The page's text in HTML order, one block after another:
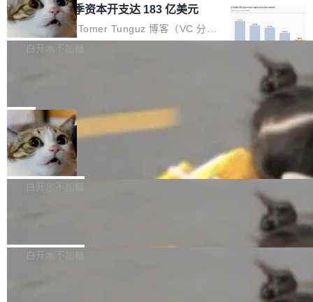
库继续执行。存储库是持久化的唯一真相...
样的次旗舰。 Galaxy Z Fold8 Ultra / Z Fold8 /
Z Flip8三款折叠屏新机均在7月22日发布，且全
部搭载骁龙8 Elite Gen5 for Galaxy，它们本该
ltaDB 的核心思路直接写在 landing page 最显
眼的位置：「Software is made between com
mits」——软件是在 commit 之间写出来的。git
是把这段空隙补上。 回退到任何一次编辑：Delt
aDB 捕获 commit 之间的每一次操作，...
SpaceXAI 单季资本开支达 183 亿美元
根据风险投资人Tomer Tunguz 博客（VC 分
析）披露的最新分析与第二季度业绩报告，Spac
微软同期总资本开支的四成。 与亚马逊、Alpha
bet、微软以及 Meta 等传统科技巨头相比，Spa
ceXAI的资金消耗速度尤为引人瞩目。然而，支
撑庞大支出的资金来源却呈现出截然不同的面
貌。数据显示，微软和 Meta 主要依托充沛的经
白开水不加糖
一个在终端里运行的编程 agent；Muse Spark
1.2，驱动这个 agent 的新模型。一句话概括：
你可以用 curl -fsSL https://dev.meta.ai/install.
sh | bash 安装一个能在大项目里自动规划、写
代码、验证结果的 AI 终端工具。 据介绍，Muse
个主 agent 循环，外加一组后台 agent。这些后
局
美团开源 LoHoSearch，用知识图谱校
准 AI 能力认知
机器出题的前提，是让机器拥有全局视野。整个
构建流程可以分为四个环节：建图 → 控制难度
白开水不加糖
库，并将作为transport接入Mooncake TENT。
白开水不加糖